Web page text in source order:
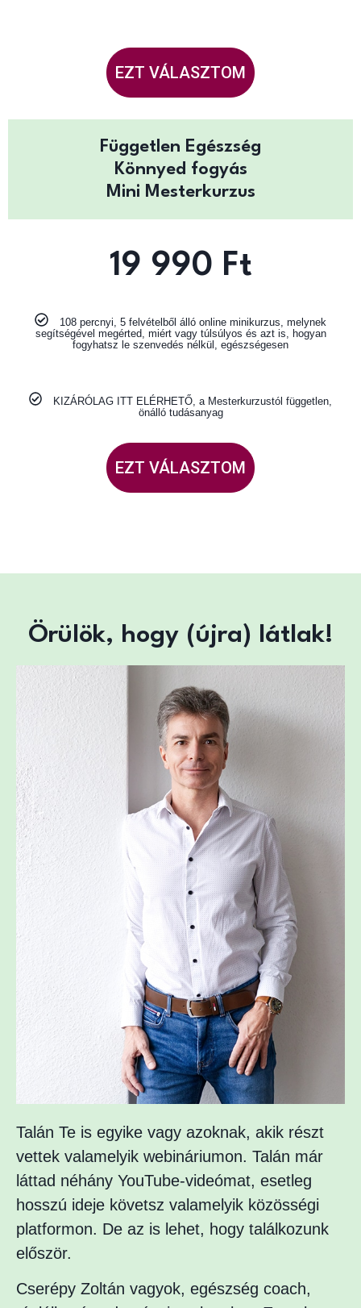
EZT VÁLASZTOM
Független Egészség
Könnyed fogyás
Mini Mesterkurzus
19 990 Ft
108 percnyi, 5 felvételből álló online minikurzus, melynek
segítségével megérted, miért vagy túlsúlyos és azt is, hogyan
fogyhatsz le szenvedés nélkül, egészségesen
KIZÁRÓLAG ITT ELÉRHETŐ, a Mesterkurzustól független,
önálló tudásanyag
EZT VÁLASZTOM
Örülök, hogy (újra) látlak!
Talán Te is egyike vagy azoknak, akik részt
vettek valamelyik webináriumon. Talán már
láttad néhány YouTube-videómat, esetleg
hosszú ideje követsz valamelyik közösségi
platformon. De az is lehet, hogy találkozunk
először.
Cserépy Zoltán vagyok, egészség coach,